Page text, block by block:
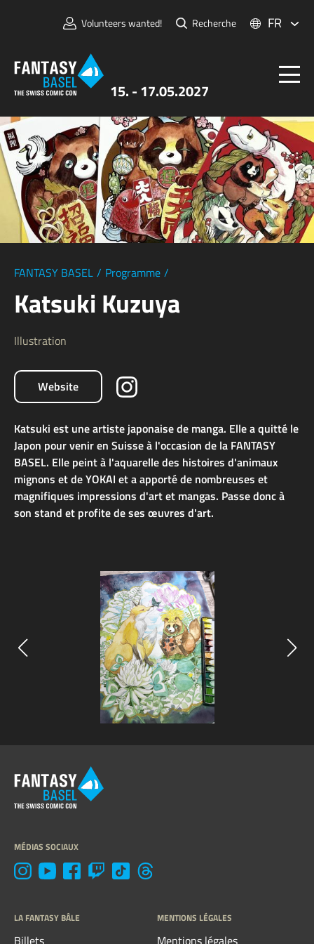
15. - 17.05.2027
Volunteers wanted! Recherche FR
Billets
FANTASY BASEL
Informations
Pour Exposants
Presse et Médias
FANTASY BASEL / Programme /
Katsuki Kuzuya
Illustration
Website
Katsuki est une artiste japonaise de manga. Elle a quitté le
Japon pour venir en Suisse à l'occasion de la FANTASY
BASEL. Elle peint à l'aquarelle des histoires d'animaux
mignons et de YOKAI et a apporté de nombreuses et
magnifiques impressions d'art et mangas. Passe donc à
son stand et profite de ses œuvres d'art.
MÉDIAS SOCIAUX
LA FANTASY BÂLE
Billets
MENTIONS LÉGALES
Mentions légales